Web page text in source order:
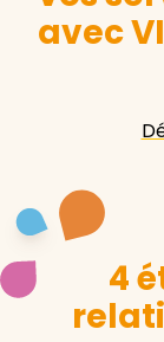
avec
4